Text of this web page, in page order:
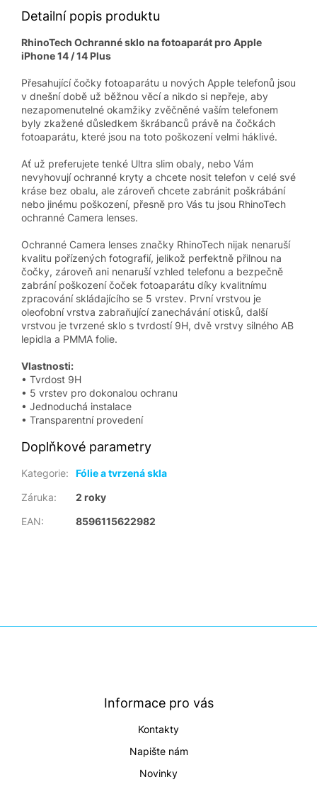
Detailní popis produktu
RhinoTech Ochranné sklo na fotoaparát pro Apple
iPhone 14 / 14 Plus
Přesahující čočky fotoaparátu u nových Apple telefonů jsou
v dnešní době už běžnou věcí a nikdo si nepřeje, aby
nezapomenutelné okamžiky zvěčněné vaším telefonem
byly zkažené důsledkem škrábanců právě na čočkách
fotoaparátu, které jsou na toto poškození velmi háklivé.
Ať už preferujete tenké Ultra slim obaly, nebo Vám
nevyhovují ochranné kryty a chcete nosit telefon v celé své
kráse bez obalu, ale zároveň chcete zabránit poškrábání
nebo jinému poškození, přesně pro Vás tu jsou RhinoTech
ochranné Camera lenses.
Ochranné Camera lenses značky RhinoTech nijak nenaruší
kvalitu pořízených fotografií, jelikož perfektně přilnou na
čočky, zároveň ani nenaruší vzhled telefonu a bezpečně
zabrání poškození čoček fotoaparátu díky kvalitnímu
zpracování skládajícího se 5 vrstev. První vrstvou je
oleofobní vrstva zabraňující zanechávání otisků, další
vrstvou je tvrzené sklo s tvrdostí 9H, dvě vrstvy silného AB
lepidla a PMMA folie.
Vlastnosti:
• Tvrdost 9H
• 5 vrstev pro dokonalou ochranu
• Jednoduchá instalace
• Transparentní provedení
Doplňkové parametry
Kategorie:
Fólie a tvrzená skla
Záruka:
2 roky
EAN: 8596115622982
Informace pro vás
Kontakty
Napište nám
Novinky